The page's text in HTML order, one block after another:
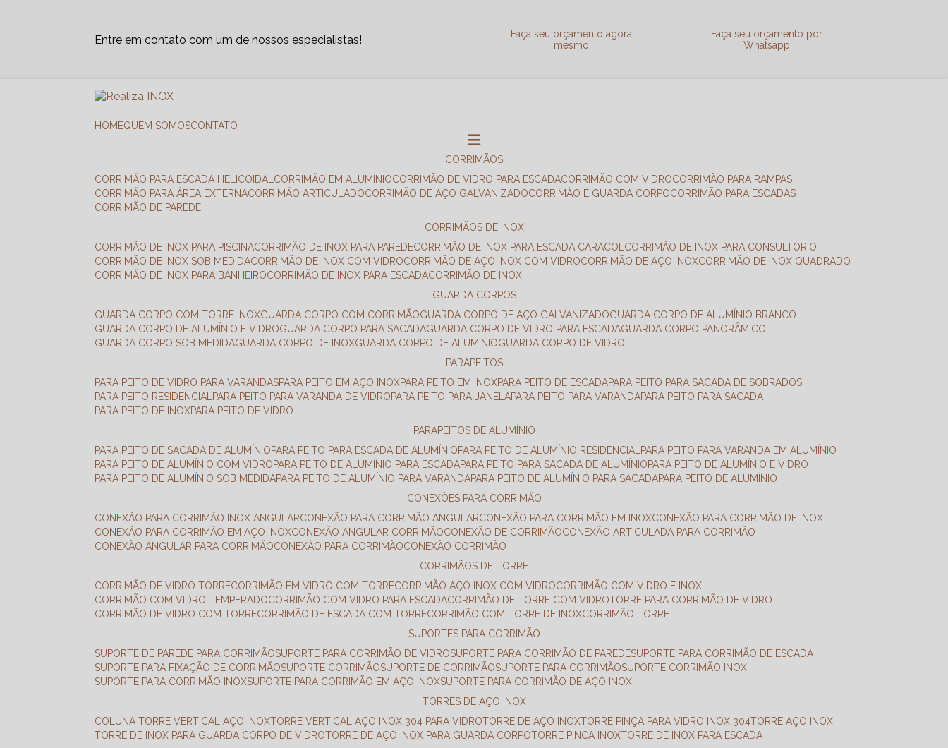
Entre em contato com um de nossos especialistas!
Faça seu orçamento agora
mesmo
Faça seu orçamento por
Whatsapp
HOME QUEM SOMOS CONTATO
CORRIMÃOS
CORRIMÃO PARA ESCADA HELICOIDAL
CORRIMÃO EM ALUMÍNIO CORRIMÃO DE VIDRO PARA ESCADA CORRIMÃO COM VIDRO
CORRIMÃO PARA RAMPAS
CORRIMÃO PARA ÁREA EXTERNA
CORRIMÃO ARTICULADO CORRIMÃO DE AÇO GALVANIZADO CORRIMÃO E GUARDA CORPO
CORRIMÃO PARA ESCADAS
CORRIMÃO DE PAREDE
CORRIMÃOS DE INOX
CORRIMÃO DE INOX PARA PISCINA
CORRIMÃO DE INOX PARA PAREDE CORRIMÃO DE INOX PARA ESCADA CARACOL
CORRIMÃO DE INOX PARA CONSULTÓRIO
CORRIMÃO DE INOX SOB MEDIDA
CORRIMÃO DE INOX COM VIDRO CORRIMÃO DE AÇO INOX COM VIDRO CORRIMÃO DE AÇO INOX
CORRIMÃO DE INOX QUADRADO
CORRIMÃO DE INOX PARA BANHEIRO
CORRIMÃO DE INOX PARA ESCADA
CORRIMÃO DE INOX
GUARDA CORPOS
GUARDA CORPO COM TORRE INOX
GUARDA CORPO COM CORRIMÃO GUARDA CORPO DE AÇO GALVANIZADO
GUARDA CORPO DE ALUMÍNIO BRANCO
GUARDA CORPO DE ALUMÍNIO E VIDRO
GUARDA CORPO PARA SACADA GUARDA CORPO DE VIDRO PARA ESCADA
GUARDA CORPO PANORÂMICO
GUARDA CORPO SOB MEDIDA
GUARDA CORPO DE INOX GUARDA CORPO DE ALUMÍNIO
GUARDA CORPO DE VIDRO
PARAPEITOS
PARA PEITO DE VIDRO PARA VARANDAS PARA PEITO EM AÇO INOX PARA PEITO EM INOX PARA PEITO DE ESCADA PARA PEITO PARA SACADA DE SOBRADOS
PARA PEITO RESIDENCIAL
PARA PEITO PARA VARANDA DE VIDRO PARA PEITO PARA JANELA PARA PEITO PARA VARANDA PARA PEITO PARA SACADA
PARA PEITO DE INOX PARA PEITO DE VIDRO
PARAPEITOS DE ALUMÍNIO
PARA PEITO DE SACADA DE ALUMÍNIO PARA PEITO PARA ESCADA DE ALUMÍNIO PARA PEITO DE ALUMÍNIO RESIDENCIAL
PARA PEITO PARA VARANDA EM ALUMÍNIO
PARA PEITO DE ALUMÍNIO COM VIDRO PARA PEITO DE ALUMÍNIO PARA ESCADA PARA PEITO PARA SACADA DE ALUMÍNIO PARA PEITO DE ALUMÍNIO E VIDRO
PARA PEITO DE ALUMÍNIO SOB MEDIDA PARA PEITO DE ALUMÍNIO PARA VARANDA PARA PEITO DE ALUMÍNIO PARA SACADA PARA PEITO DE ALUMÍNIO
CONEXÕES PARA CORRIMÃO
CONEXÃO PARA CORRIMÃO INOX ANGULAR
CONEXÃO PARA CORRIMÃO ANGULAR CONEXÃO PARA CORRIMÃO EM INOX
CONEXÃO PARA CORRIMÃO DE INOX
CONEXÃO PARA CORRIMÃO EM AÇO INOX
CONEXÃO ANGULAR CORRIMÃO CONEXÃO DE CORRIMÃO
CONEXÃO ARTICULADA PARA CORRIMÃO
CONEXÃO ANGULAR PARA CORRIMÃO
CONEXÃO PARA CORRIMÃO
CONEXÃO CORRIMÃO
CORRIMÃOS DE TORRE
CORRIMÃO DE VIDRO TORRE
CORRIMÃO EM VIDRO COM TORRE CORRIMÃO AÇO INOX COM VIDRO
CORRIMÃO COM VIDRO E INOX
CORRIMÃO COM VIDRO TEMPERADO
CORRIMÃO COM VIDRO PARA ESCADA CORRIMÃO DE TORRE COM VIDRO TORRE PARA CORRIMÃO DE VIDRO
CORRIMÃO DE VIDRO COM TORRE
CORRIMÃO DE ESCADA COM TORRE CORRIMÃO COM TORRE DE INOX
CORRIMÃO TORRE
SUPORTES PARA CORRIMÃO
SUPORTE DE PAREDE PARA CORRIMÃO
SUPORTE PARA CORRIMÃO DE VIDRO SUPORTE PARA CORRIMÃO DE PAREDE SUPORTE PARA CORRIMÃO DE ESCADA
SUPORTE PARA FIXAÇÃO DE CORRIMÃO
SUPORTE CORRIMÃO SUPORTE DE CORRIMÃO SUPORTE PARA CORRIMÃO
SUPORTE CORRIMÃO INOX
SUPORTE PARA CORRIMÃO INOX SUPORTE PARA CORRIMÃO EM AÇO INOX SUPORTE PARA CORRIMÃO DE AÇO INOX
TORRES DE AÇO INOX
COLUNA TORRE VERTICAL AÇO INOX TORRE VERTICAL AÇO INOX 304 PARA VIDRO TORRE DE AÇO INOX TORRE PINÇA PARA VIDRO INOX 304 TORRE AÇO INOX
TORRE DE INOX PARA GUARDA CORPO DE VIDRO TORRE DE AÇO INOX PARA GUARDA CORPO TORRE PINCA INOX TORRE DE INOX PARA ESCADA